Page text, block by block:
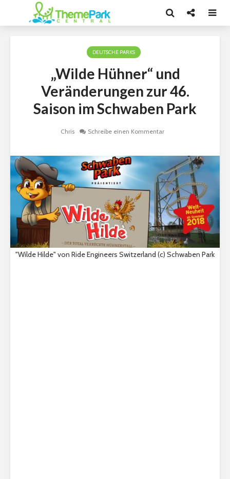
DEUTSCHE PARKS
„Wilde Hühner“ und
Veränderungen zur 46.
Saison im Schwaben Park
Chris Schreibe einen Kommentar
"Wilde Hilde" von Ride Engineers Switzerland (c) Schwaben Park